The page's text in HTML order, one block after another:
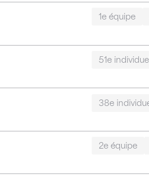
1e équipe
51e individuel
38e
2e équipe